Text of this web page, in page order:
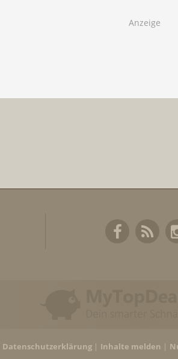
Datenschutzerklärung Inhalte melden